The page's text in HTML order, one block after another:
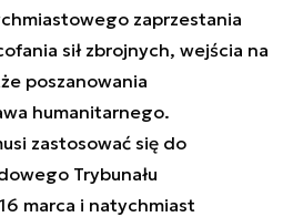
zaprzestania
sił zbrojnych, wejścia na
poszanowania
humanitarnego.
zastosować się do
Trybunału
marca i natychmiast